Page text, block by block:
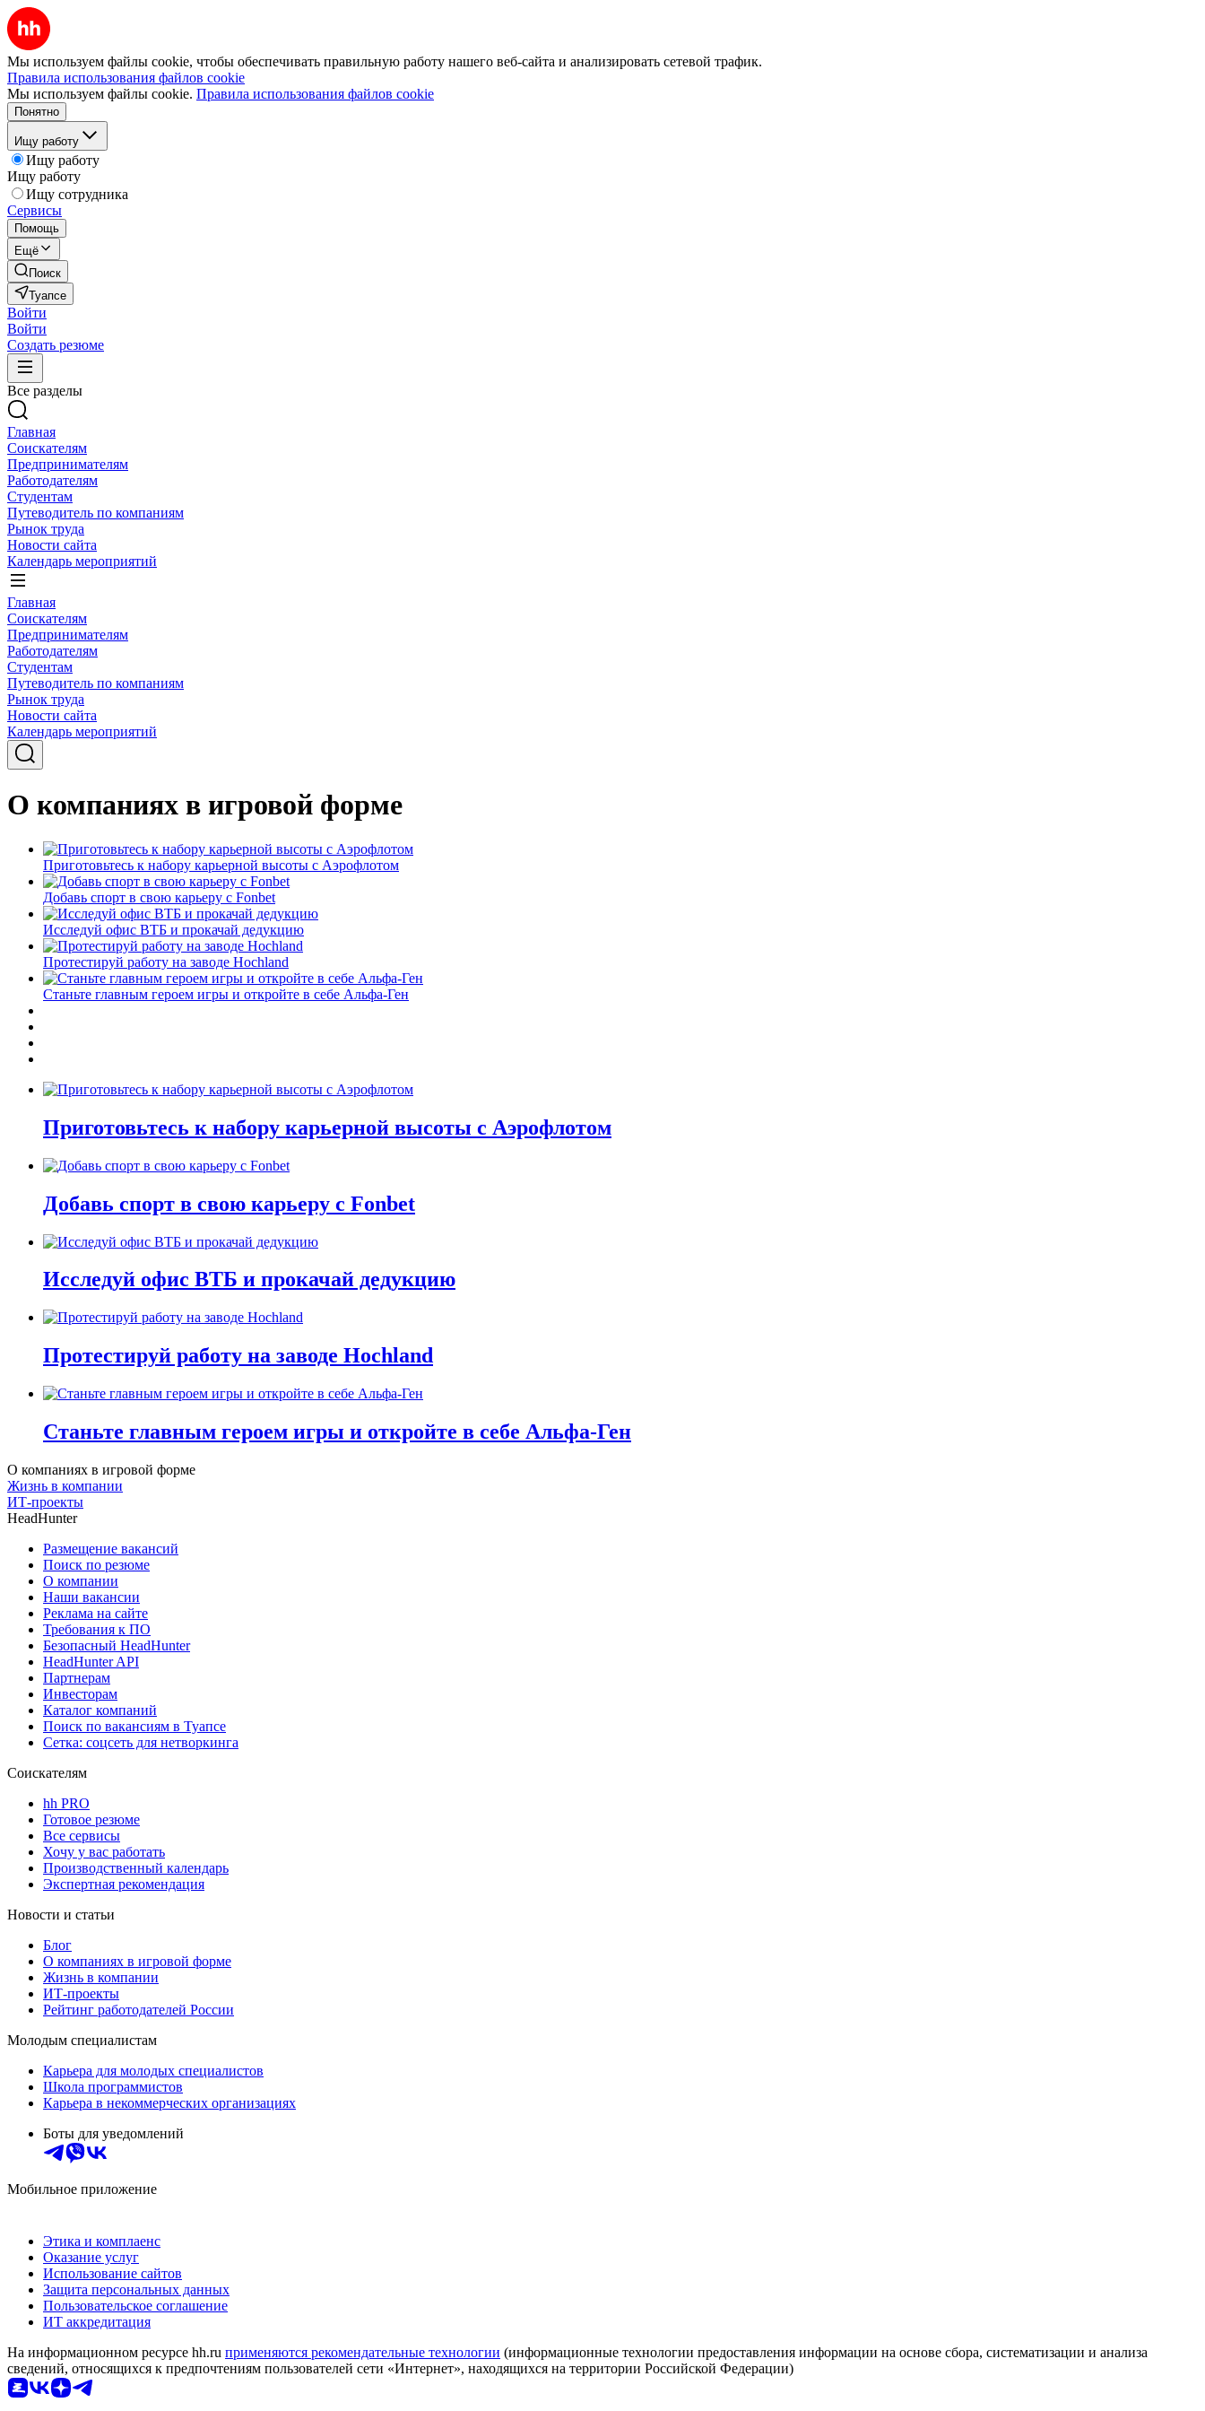
Мы используем файлы cookie, чтобы обеспечивать правильную работу нашего веб-сайта и анализировать сетевой трафик.
Правила использования файлов cookie
Мы используем файлы cookie. Правила использования файлов cookie
Понятно
Ищу работу
Ищу работу
Ищу работу
Ищу сотрудника
Сервисы
Помощь
Ещё
Поиск
Туапсе
Войти
Войти
Создать резюме
Все разделы
Главная
Соискателям
Предпринимателям
Работодателям
Студентам
Путеводитель по компаниям
Рынок труда
Новости сайта
Календарь мероприятий
Главная
Соискателям
Предпринимателям
Работодателям
Студентам
Путеводитель по компаниям
Рынок труда
Новости сайта
Календарь мероприятий
О компаниях в игровой форме
Приготовьтесь к набору карьерной высоты с Аэрофлотом
Добавь спорт в свою карьеру с Fonbet
Исследуй офис ВТБ и прокачай дедукцию
Протестируй работу на заводе Hochland
Станьте главным героем игры и откройте в себе Альфа-Ген
Приготовьтесь к набору карьерной высоты с Аэрофлотом
Добавь спорт в свою карьеру с Fonbet
Исследуй офис ВТБ и прокачай дедукцию
Протестируй работу на заводе Hochland
Станьте главным героем игры и откройте в себе Альфа-Ген
О компаниях в игровой форме
Жизнь в компании
ИТ-проекты
HeadHunter
Размещение вакансий
Поиск по резюме
О компании
Наши вакансии
Реклама на сайте
Требования к ПО
Безопасный HeadHunter
HeadHunter API
Партнерам
Инвесторам
Каталог компаний
Поиск по вакансиям в Туапсе
Сетка: соцсеть для нетворкинга
Соискателям
hh PRO
Готовое резюме
Все сервисы
Хочу у вас работать
Производственный календарь
Экспертная рекомендация
Новости и статьи
Блог
О компаниях в игровой форме
Жизнь в компании
ИТ-проекты
Рейтинг работодателей России
Молодым специалистам
Карьера для молодых специалистов
Школа программистов
Карьера в некоммерческих организациях
Боты для уведомлений
Мобильное приложение
Этика и комплаенс
Оказание услуг
Использование сайтов
Защита персональных данных
Пользовательское соглашение
ИТ аккредитация
На информационном ресурсе hh.ru применяются рекомендательные технологии (информационные технологии предоставления информации на основе сбора, систематизации и анализа
сведений, относящихся к предпочтениям пользователей сети «Интернет», находящихся на территории Российской Федерации)